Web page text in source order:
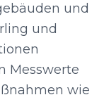
und
und
Messwerte
wie